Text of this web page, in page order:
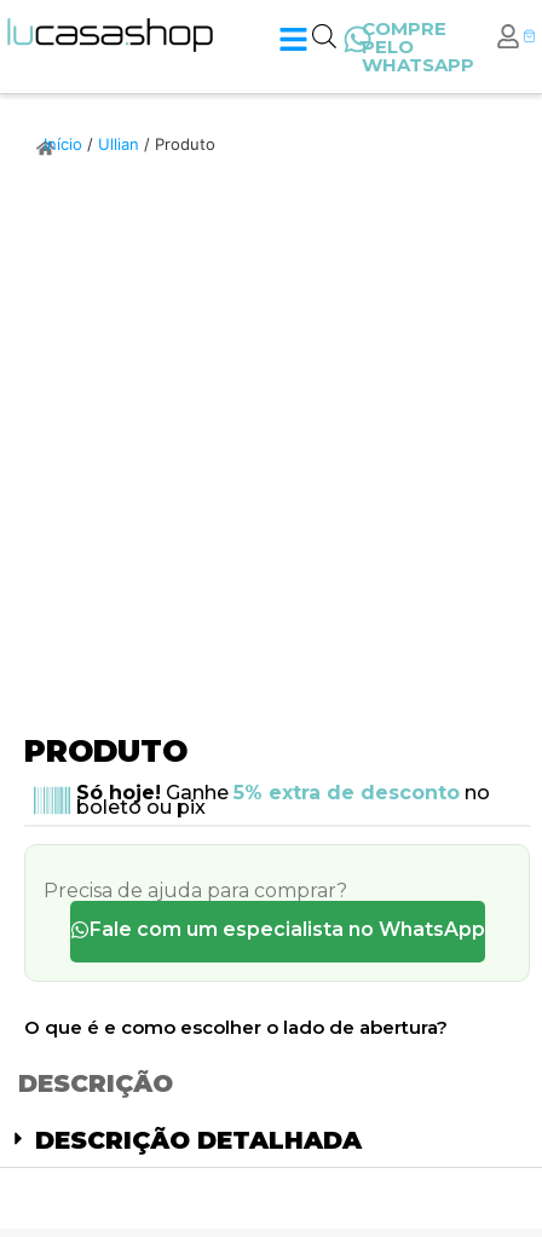
COMPRE
PELO
WHATSAPP
Início / Ullian / Produto
PRODUTO
Só hoje! Ganhe 5% extra de descontono
boleto ou pix
Precisa de ajuda para comprar?
Fale com um especialista no WhatsApp
O que é e como escolher o lado de abertura?
DESCRIÇÃO
DESCRIÇÃO DETALHADA